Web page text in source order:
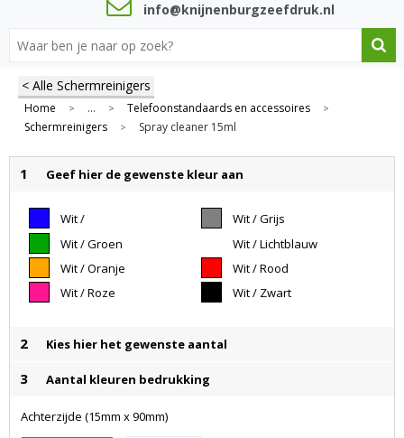
info@knijnenburgzeefdruk.nl
< Alle Schermreinigers
Home > ... > Telefoonstandaards en accessoires >
Schermreinigers > Spray cleaner 15ml
1 Geef hier de gewenste kleur aan
Wit /
Donkerblauw
Wit / Grijs
Wit / Groen
Wit / Lichtblauw
Wit / Oranje
Wit / Rood
Wit / Roze
Wit / Zwart
2 Kies hier het gewenste aantal
3 Aantal kleuren bedrukking
Achterzijde (15mm x 90mm)